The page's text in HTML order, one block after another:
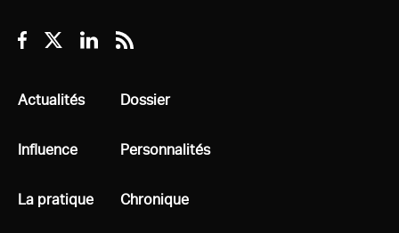
Facebook
TwitterLinkedin
RSS
Tous
Actualités
Tous
Influence
Tous
La pratique
Tous
Dossier
Tous
Personnalités
Tous
Chronique